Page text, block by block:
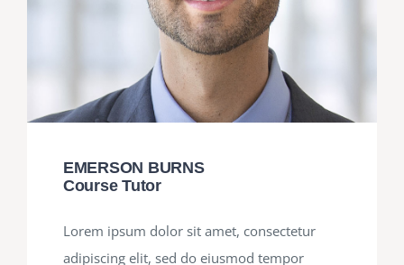
EMERSON BURNS
Course Tutor
Lorem ipsum dolor sit amet, consectetur
adipiscing elit, sed do eiusmod tempor